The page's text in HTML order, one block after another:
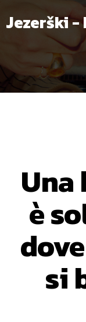
Jezerški
è
si